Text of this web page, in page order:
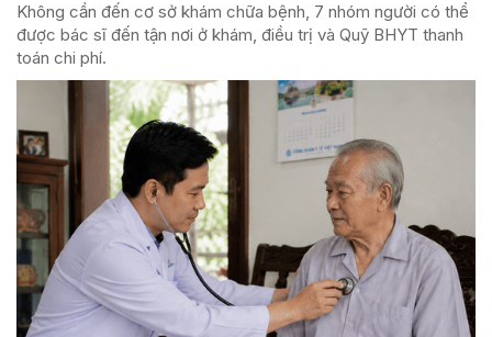
Không cần đến cơ sở khám chữa bệnh, 7 nhóm người có thể
được bác sĩ đến tận nơi ở khám, điều trị và Quỹ BHYT thanh
toán chi phí.